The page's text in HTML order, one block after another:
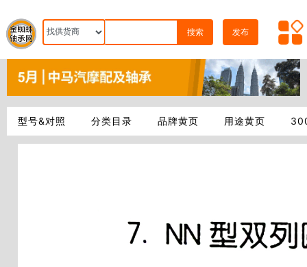
搜索 发布
型号&对照 分类目录 品牌黄页 用途黄页